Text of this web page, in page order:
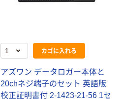
カゴに入れる
アズワン データロガー本体と
20chネジ端子のセット 英語版
校正証明書付 2-1423-21-56 1セ